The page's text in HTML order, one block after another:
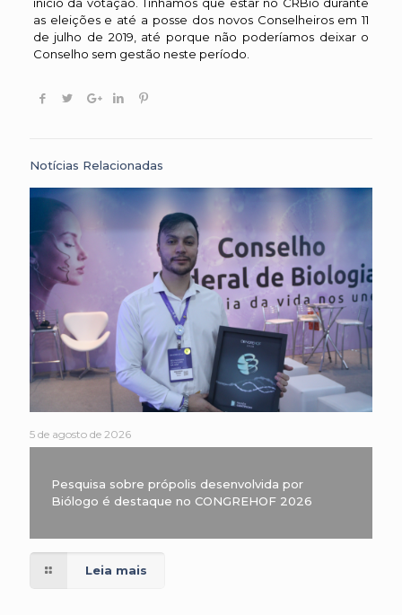
as eleições e até a posse dos novos Conselheiros em 11
de julho de 2019, até porque não poderíamos deixar o
Conselho sem gestão neste período.
Notícias Relacionadas
5 de agosto de 2026
Pesquisa sobre própolis desenvolvida por
Biólogo é destaque no CONGREHOF 2026
Leia mais